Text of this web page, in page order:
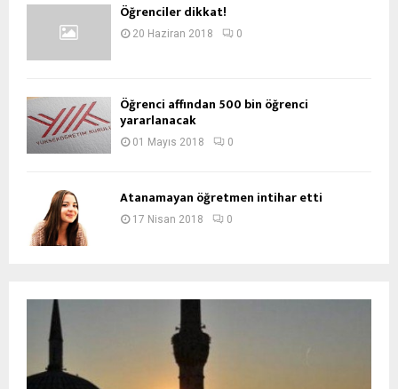
Öğrenciler dikkat!
20 Haziran 2018 0
Öğrenci affından 500 bin öğrenci
yararlanacak
01 Mayıs 2018 0
Atanamayan öğretmen intihar etti
17 Nisan 2018 0